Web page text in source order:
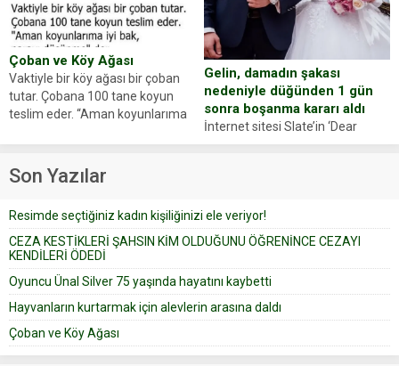
Oyuncumuz ve çok değerli
dostumuz...
oluşan Demir, kâbus dolu anları
anlattı… Merkeze bağlı...
Çoban ve Köy Ağası
Vaktiyle bir köy ağası bir çoban
tutar. Çobana 100 tane koyun
teslim eder. “Aman koyunlarıma
Çoban koyunları alır gider. Aylar...
Gelin, damadın şakası
nedeniyle düğünden 1 gün
sonra boşanma kararı aldı
İnternet sitesi Slate’in ‘Dear
Prudence’ isimli tavsiye köşesine
yapıştırdığı için düğünden...
Son Yazılar
Resimde seçtiğiniz kadın kişiliğinizi ele veriyor!
CEZA KESTİKLERİ ŞAHSIN KİM OLDUĞUNU ÖĞRENİNCE CEZAYI
KENDİLERİ ÖDEDİ
Oyuncu Ünal Silver 75 yaşında hayatını kaybetti
Hayvanların kurtarmak için alevlerin arasına daldı
Çoban ve Köy Ağası